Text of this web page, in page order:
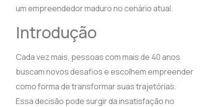
um empreendedor maduro no cenário atual.
Introdução
Cada vez mais, pessoas com mais de 40 anos
buscam novos desafios e escolhem empreender
como forma de transformar suas trajetórias.
Essa decisão pode surgir da insatisfação no